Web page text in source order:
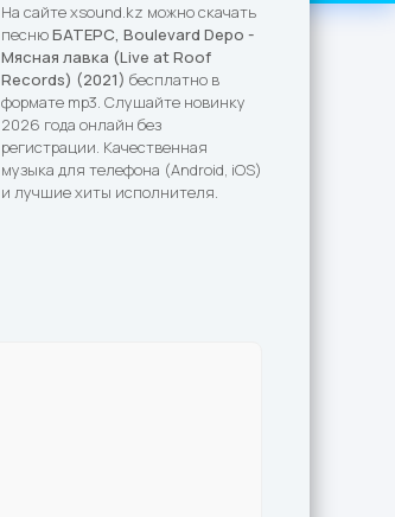
На сайте xsound.kz можно скачать
песнюБАТЕРС, Boulevard Depo -
Мясная лавка (Live at Roof
Records) (2021) бесплатно в
формате mp3. Слушайте новинку
2026 года онлайн без
регистрации. Качественная
музыка для телефона (Android, iOS)
и лучшие хиты исполнителя.